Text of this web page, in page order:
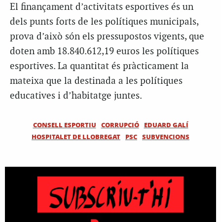
El finançament d’activitats esportives és un
dels punts forts de les polítiques municipals,
prova d’això són els pressupostos vigents, que
doten amb 18.840.612,19 euros les polítiques
esportives. La quantitat és pràcticament la
mateixa que la destinada a les polítiques
educatives i d’habitatge juntes.
CONSELL ESPORTIU CORRUPCIÓ
EDUARD GALÍ
HOSPITALET DE LLOBREGAT
PSC SUBVENCIONS